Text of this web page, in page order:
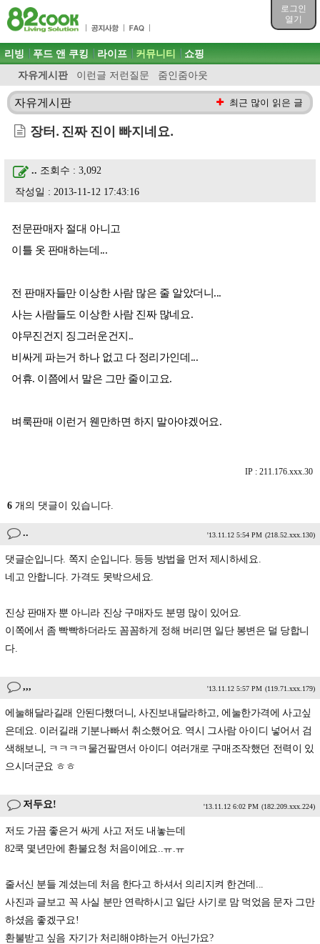
로그인
열기
목차
주메뉴 바로가기
컨텐츠 바로가기
검색 바로가기
로그인 바로가기
주메뉴
리빙 푸드 앤 쿠킹 라이프 커뮤니티
자유게시판 이런글 저런질문 줌인줌아웃
쇼핑
자유게시판 최근 많이 읽은 글
장터. 진짜 진이 빠지네요.
.. 조회수 : 3,092
작성일 : 2013-11-12 17:43:16
전문판매자 절대 아니고
이틀 옷 판매하는데...
전 판매자들만 이상한 사람 많은 줄 알았더니...
사는 사람들도 이상한 사람 진짜 많네요.
야무진건지 징그러운건지..
비싸게 파는거 하나 없고 다 정리가인데...
어휴. 이쯤에서 말은 그만 줄이고요.
벼룩판매 이런거 웬만하면 하지 말아야겠어요.
IP : 211.176.xxx.30
6 개의 댓글이 있습니다.
.. '13.11.12 5:54 PM (218.52.xxx.130)
댓글순입니다. 쪽지 순입니다. 등등 방법을 먼저 제시하세요.
네고 안합니다. 가격도 못박으세요.
진상 판매자 뿐 아니라 진상 구매자도 분명 많이 있어요.
이쪽에서 좀 빡빡하더라도 꼼꼼하게 정해 버리면 일단 봉변은 덜 당합니
다.
,,, '13.11.12 5:57 PM (119.71.xxx.179)
에눌해달라길래 안된다했더니, 사진보내달라하고, 에눌한가격에 사고싶
은데요. 이러길래 기분나빠서 취소했어요. 역시 그사람 아이디 넣어서 검
색해보니, ㅋㅋㅋㅋ물건팔면서 아이디 여러개로 구매조작했던 전력이 있
으시더군요 ㅎㅎ
저두요! '13.11.12 6:02 PM (182.209.xxx.224)
저도 가끔 좋은거 싸게 사고 저도 내놓는데
82쿡 몇년만에 환불요청 처음이에요..ㅠ.ㅠ
줄서신 분들 계셨는데 처음 한다고 하셔서 의리지켜 한건데...
사진과 글보고 꼭 사실 분만 연락하시고 일단 사기로 맘 먹었음 문자 그만
하셨음 좋겠구요!
환불받고 싶음 자기가 처리해야하는거 아닌가요?